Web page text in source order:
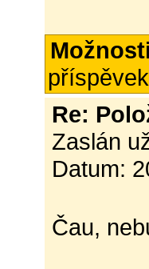
příspěvek
Re:
Zaslán
Datum:
Čau,